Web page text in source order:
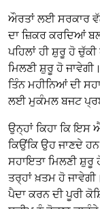
ਔਰਤਾਂ ਲਈ ਸਰਕਾਰ
ਦਾ ਜ਼ਿਕਰ ਕਰਦਿਆਂ
ਪਹਿਲਾਂ ਹੀ ਸ਼ੁਰੂ ਹੋ
ਮਿਲਣੀ ਸ਼ੁਰੂ ਹੋ
ਤਿੰਨ ਮਹੀਨਿਆਂ ਦੀ
ਲਈ ਮੁਕੰਮਲ ਬਜਟ
ਉਨ੍ਹਾਂ ਕਿਹਾ ਕਿ ਇਸ
ਕਿਉਂਕਿ ਉਹ ਜਾਣਦੇ
ਸਹਾਇਤਾ ਮਿਲਣੀ
ਤਰ੍ਹਾਂ ਖ਼ਤਮ ਹੋ
ਪੈਦਾ ਕਰਨ ਦੀ ਪੂਰੀ